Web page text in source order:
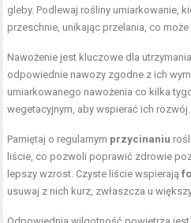
gleby. Podlewaj rośliny umiarkowanie,
przeschnie, unikając przelania, co
Nawożenie jest kluczowe dla
odpowiednie nawozy zgodne z ich
umiarkowanego nawożenia co kilka
wegetacyjnym, aby wspierać ich rozwój.
Pamiętaj o regularnym przycinaniu
liście, co pozwoli poprawić zdrowie
lepszy wzrost. Czyste liście wspierają
usuwaj z nich kurz, zwłaszcza u